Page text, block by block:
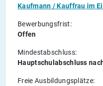
Kaufmann / Kauffrau im
Bewerbungsfrist:
Offen
Mindestabschluss:
Hauptschulabschluss
Freie Ausbildungsplätze: